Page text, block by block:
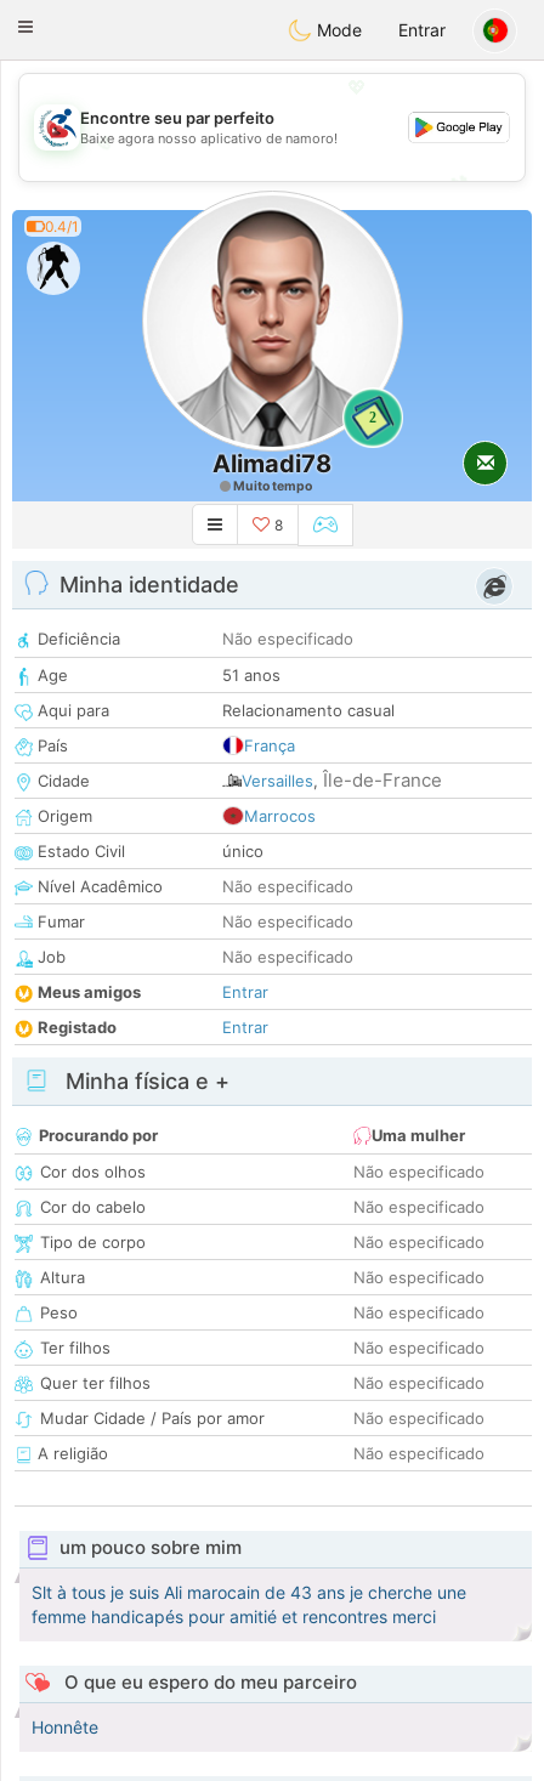
Handi Space
Toggle
Mode Entrar
💖
💕
💕
Encontre seu par perfeito
Baixe agora nosso aplicativo de namoro!
0.4/1
2
Alimadi78
Muito tempo
8
Minha identidade
Deficiência
Não especificado
Age
51 anos
Aqui para
Relacionamento casual
País
França
Cidade
Versailles, Île-de-France
Origem
Marrocos
Estado Civil
único
Nível Acadêmico
Não especificado
Fumar
Não especificado
Job
Não especificado
Meus amigos
Entrar
Registado
Entrar
Minha física e +
Procurando por
Uma mulher
Cor dos olhos
Não especificado
Cor do cabelo
Não especificado
Tipo de corpo
Não especificado
Altura
Não especificado
Peso
Não especificado
Ter filhos
Não especificado
Quer ter filhos
Não especificado
Mudar Cidade / País por amor
Não especificado
A religião
Não especificado
um pouco sobre mim
Slt à tous je suis Ali marocain de 43 ans je cherche une
femme handicapés pour amitié et rencontres merci
O que eu espero do meu parceiro
Honnête